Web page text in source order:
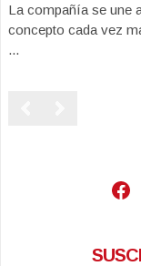
La compañía se une
concepto cada vez
...